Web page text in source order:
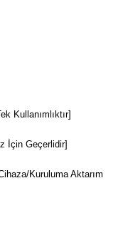
Kullanımlıktır]
İçin Geçerlidir]
Kuruluma Aktarım